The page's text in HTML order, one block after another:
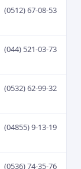
(0512) 67-08-53
(044) 521-03-73
(0532) 62-99-32
(04855) 9-13-19
(0536) 74-35-76